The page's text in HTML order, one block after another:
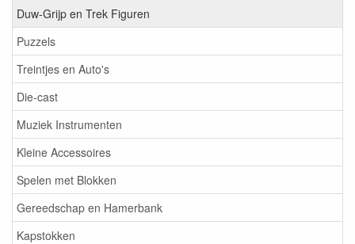
Duw-Grijp en Trek Figuren
Puzzels
Treintjes en Auto's
Die-cast
Muziek Instrumenten
Kleine Accessoires
Spelen met Blokken
Gereedschap en Hamerbank
Kapstokken